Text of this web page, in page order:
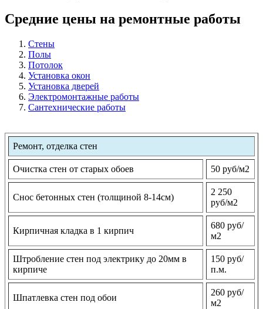
Средние цены на ремонтные работы
Стены
Полы
Потолок
Установка окон
Установка дверей
Электромонтажные работы
Сантехнические работы
Ремонт, отделка стен
Очистка стен от старых обоев 50 руб/м2
Снос бетонных стен (толщиной 8-14см)
2 250
руб/м2
Кирпичная кладка в 1 кирпич
680 руб/
м2
Штробление стен под электрику до 20мм в
кирпиче
150 руб/
п.м.
Шпатлевка стен под обои
260 руб/
м2